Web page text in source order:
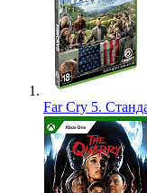
Far Cry 5.